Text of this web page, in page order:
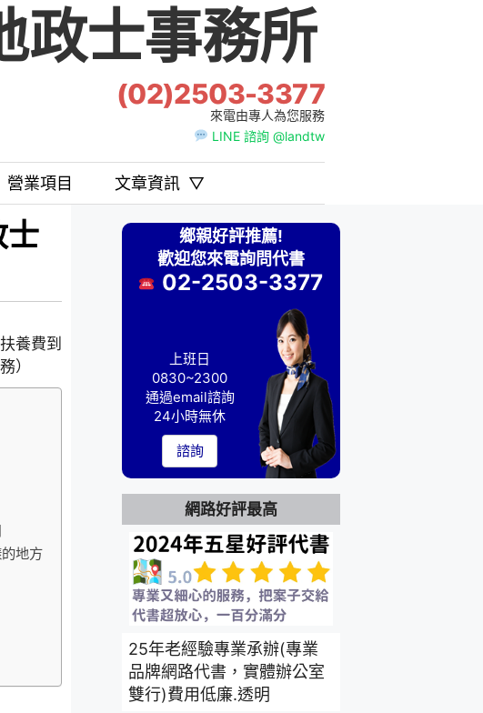
士事務所
(02)2503-3377
來電由專人為您服務
LINE 諮詢 @landtw
營業項目 文章資訊 ▽
士
養費到
）
地方
鄉親好評推薦!
歡迎您來電詢問代書
02-2503-3377
上班日
0830~2300
通過email諮詢
24小時無休
諮詢
網路好評最高
25年老經驗專業承辦(專業
品牌網路代書，實體辦公室
雙行)費用低廉.透明